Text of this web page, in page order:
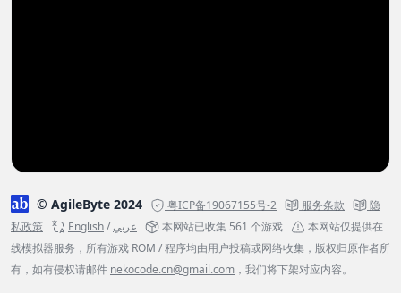
© AgileByte 2024 粤ICP备19067155号-2 服务条款
隐
私政策
English/عربي 本网站已收集 561 个游戏
本网站仅提供在
线模拟器服务，所有游戏 ROM / 程序均由用户投稿或网络收集，版权归原作者所
有，如有侵权请邮件 nekocode.cn@gmail.com ，我们将下架对应内容。